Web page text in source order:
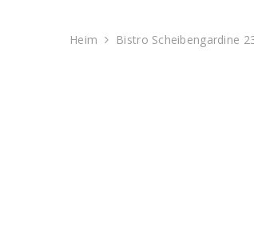
Heim Bistro Scheibengardine